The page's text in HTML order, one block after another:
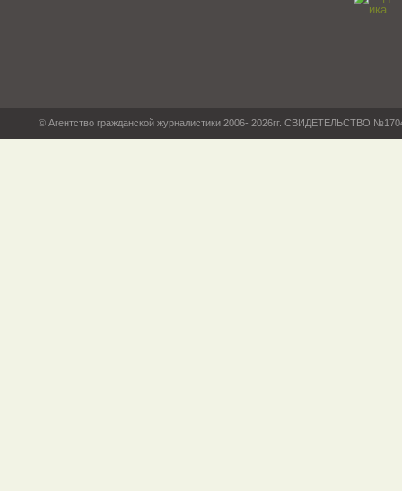
© Агентство гражданской журналистики 2006- 2026гг. СВИДЕТЕЛЬСТВО